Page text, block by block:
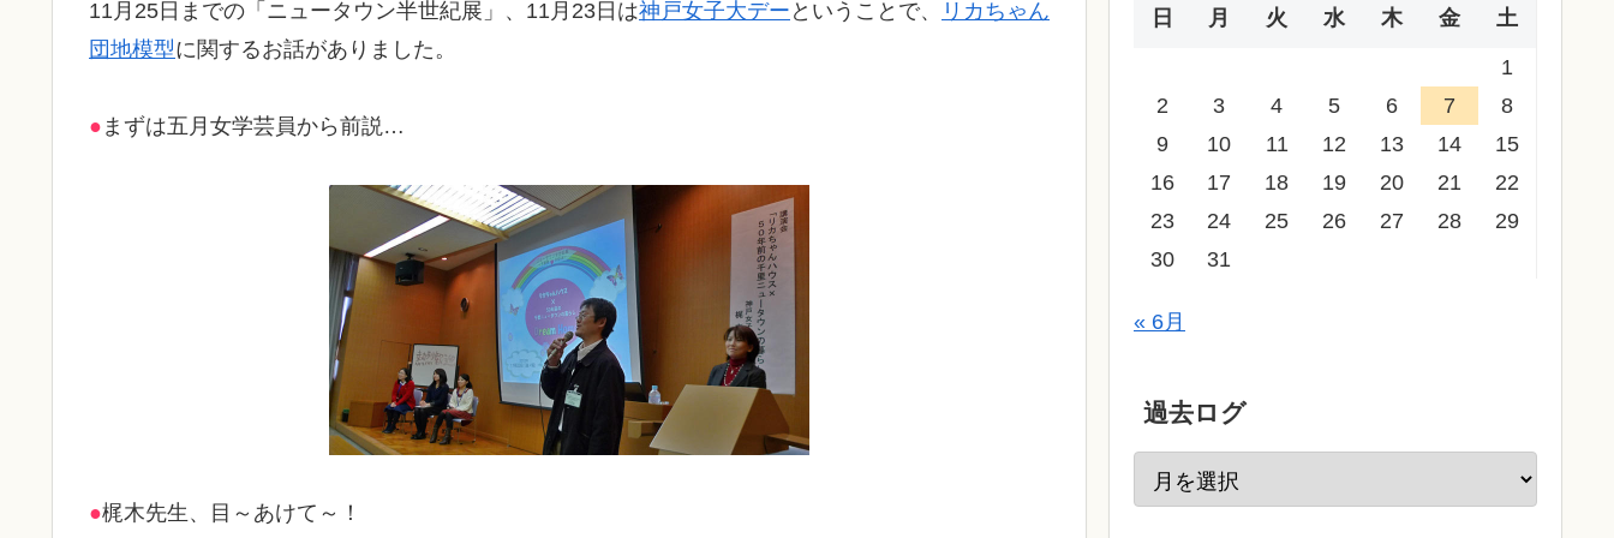
11月25日までの「ニュータウン半世紀展」、11月23日は神戸女子大デー ということで、
リカちゃん
団地模型に関するお話がありました。
● まずは五月女学芸員から前説…
●梶木先生、目～あけて～！
日 月 火 水 木 金 土
1
2
3 4 5 6 7
8
9
10 11 12 13 14
15
16
17 18 19 20 21
22
23
24 25 26 27 28
29
30
31
« 6月
過去ログ